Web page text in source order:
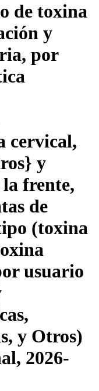
de toxina
y
por
cervical,
y
frente,
de
(toxina
usuario
y Otros)
2026-